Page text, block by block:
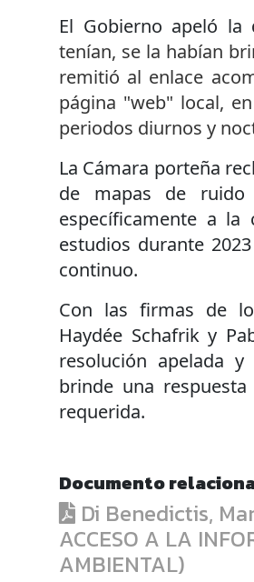
El Gobierno apeló la
tenían, se la habían
remitió al enlace
página "web" local,
periodos diurnos y
La Cámara porteña
de mapas de ruido
específicamente a
estudios durante
continuo.
Con las firmas de
Haydée Schafrik y
resolución apelada
brinde una
requerida.
Documento
Di Benedictis,
ACCESO A LA
AMBIENTAL)